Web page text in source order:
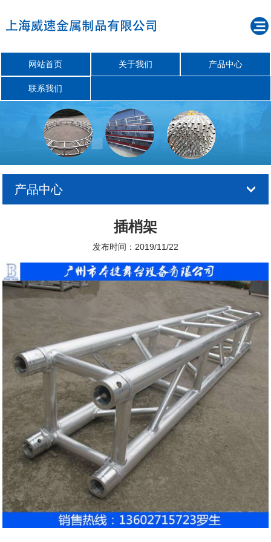
网站首页 关于我们 产品中心
联系我们
产品中心
插梢架
发布时间：2019/11/22